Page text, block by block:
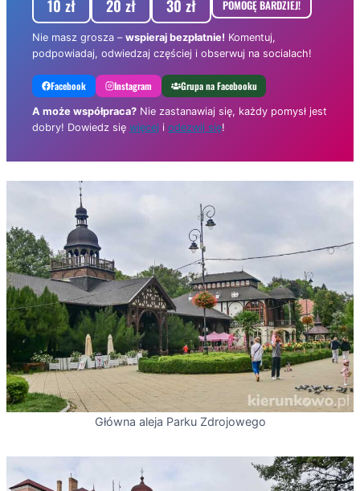
10 zł 20 zł 30 zł POMOGĘ BARDZIEJ!
Nie masz grosza – wspieraj bezpłatnie! Komentuj,
podpowiadaj, odwiedzaj częściej i obserwuj na socialach!
Facebook Instagram Grupa na Facebooku
A może współpraca? Nie zastanawiaj się, każdy pomysł jest
dobry! Dowiedz się więcej i odezwij się!
Główna aleja Parku Zdrojowego